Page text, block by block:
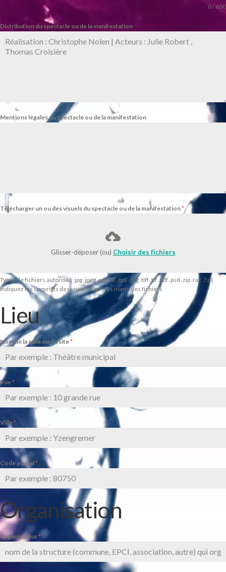
0 / 600
Distribution du spectacle ou de la manifestation
Mentions légales du spectacle ou de la manifestation
Télécharger un ou des visuels du spectacle ou de la manifestation*
Glisser-déposer (ou) Choisir des fichiers
Types de fichiers autorisés .jpg .jpeg .png .ai .eps .svg .tiff .tif .pdf .psd .zip .rar .7z |
indiquez les copyrigts des visuels dans les noms des fichiers
Lieu
Nom de la salle ou du site*
Rue*
Ville*
Code postal*
Organisation
Organisateur*